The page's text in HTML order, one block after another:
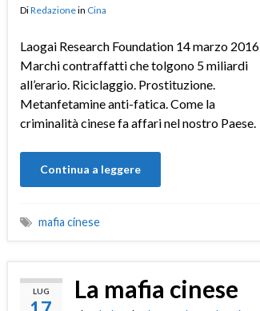
DiRedazionein Cina
Laogai Research Foundation 14 marzo 2016
Marchi contraffatti che tolgono 5 miliardi
all’erario. Riciclaggio. Prostituzione.
Metanfetamine anti-fatica. Come la
criminalità cinese fa affari nel nostro Paese.
Continua a leggere
mafia cinese
LUG La mafia cinese